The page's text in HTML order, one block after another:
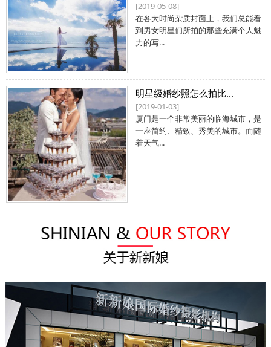
[2019-05-08]
在各大时尚杂质封面上，我们总能看
到男女明星们所拍的那些充满个人魅
力的写...
明星级婚纱照怎么拍比...
[2019-01-03]
厦门是一个非常美丽的临海城市，是
一座简约、精致、秀美的城市。而随
着天气...